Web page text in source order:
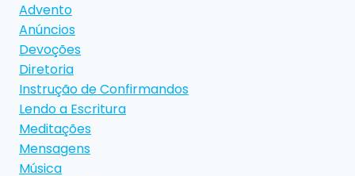
Advento
Anúncios
Devoções
Diretoria
Instrução de Confirmandos
Lendo a Escritura
Meditações
Mensagens
Música